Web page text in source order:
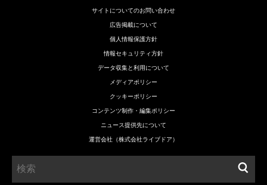
サイトについてのお問い合わせ
広告掲載について
個人情報保護方針
情報セキュリティ方針
データ収集と利用について
メディアポリシー
クッキーポリシー
コンテンツ制作・編集ポリシー
ニュース提供先について
運営会社（株式会社ライブドア）